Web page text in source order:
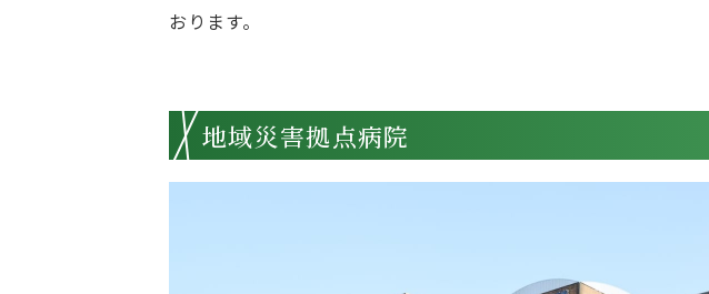
おります。
地域災害拠点病院